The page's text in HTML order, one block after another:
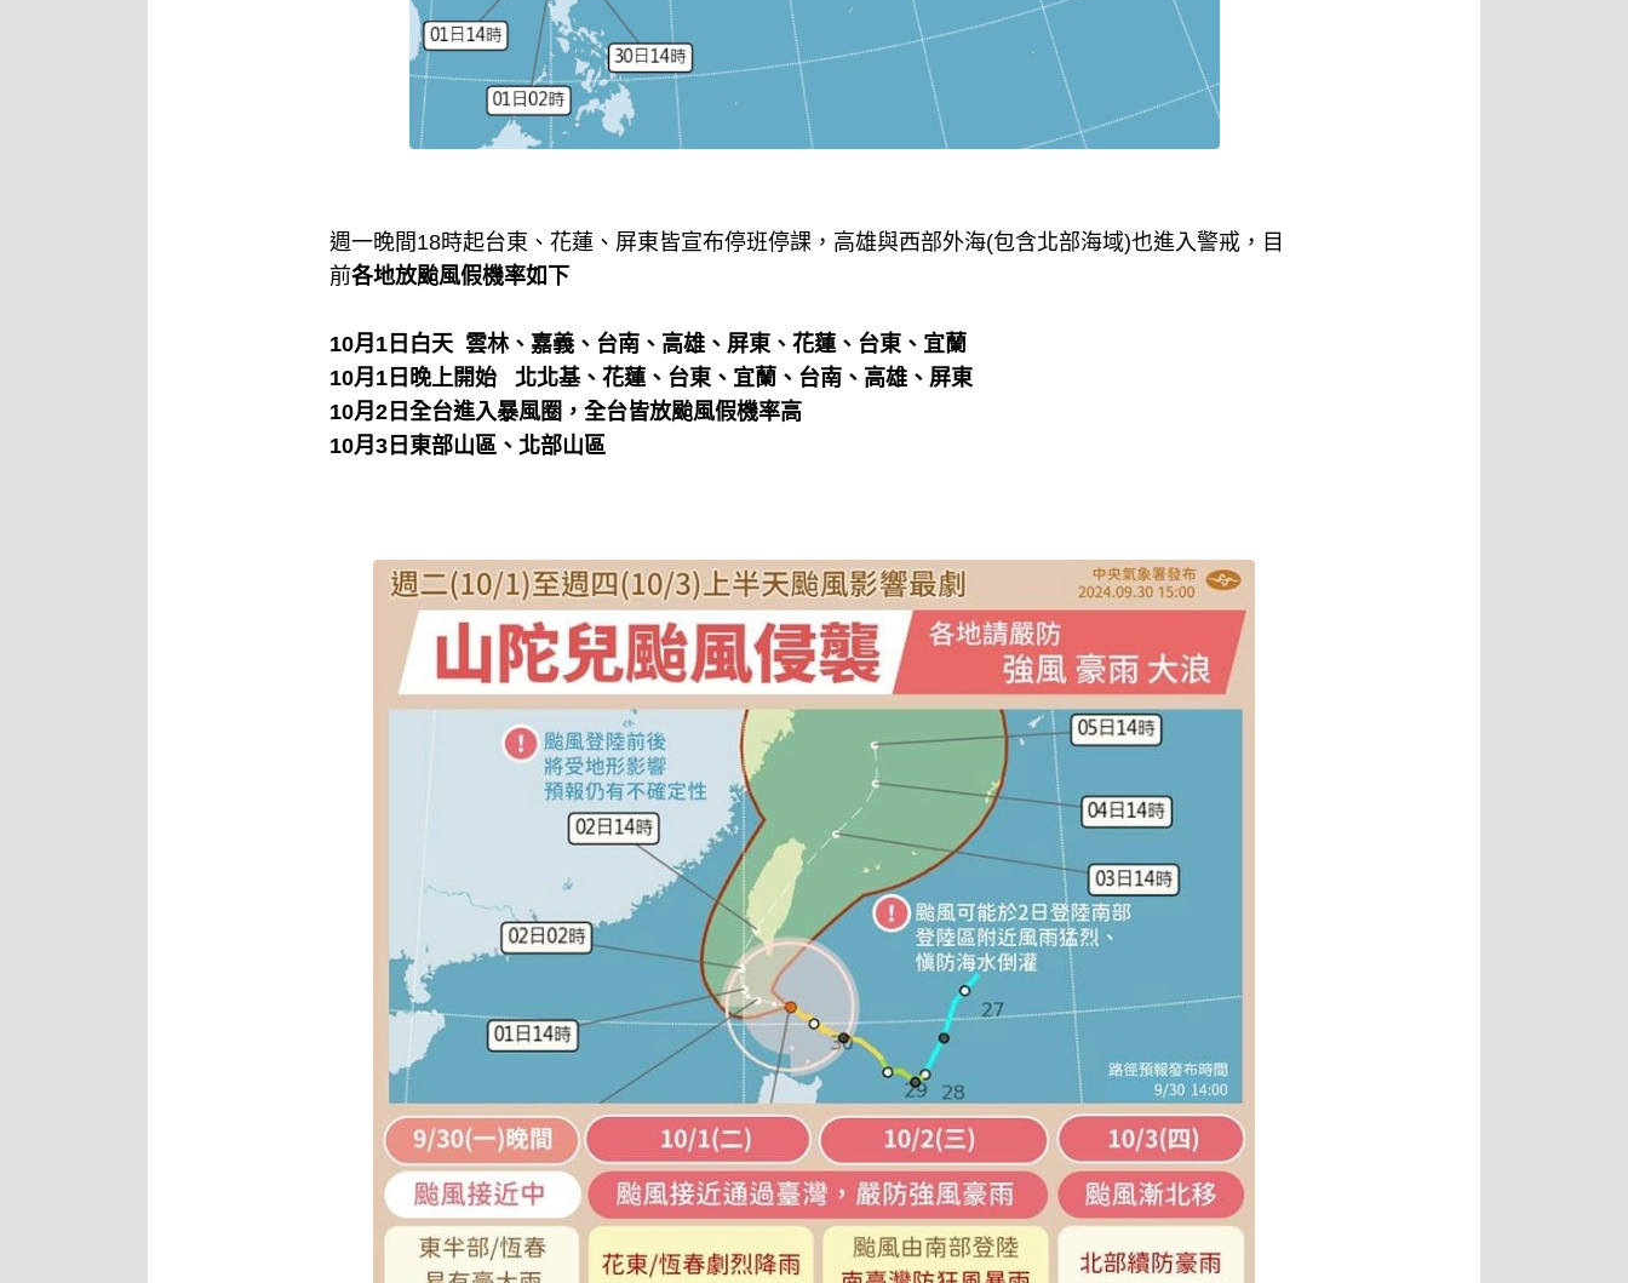
週一晚間18時起台東、花蓮、屏東皆宣布停班停課，高雄與西部外海(包含北部海域)也進入警戒，目
前各地放颱風假機率如下
10月1日白天 雲林、嘉義、台南、高雄、屏東、花蓮、台東、宜蘭
10月1日晚上開始 北北基、花蓮、台東、宜蘭、台南、高雄、屏東
10月2日全台進入暴風圈，全台皆放颱風假機率高
10月3日東部山區、北部山區